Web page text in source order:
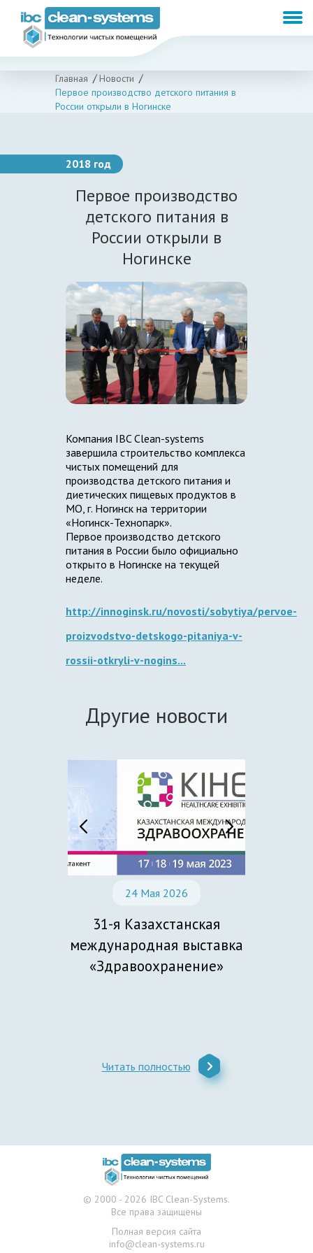
Главная
Новости
Первое производство детского питания в
России открыли в Ногинске
2018 год
Первое производство
детского питания в
России открыли в
Ногинске
Компания IBC Clean-systems
завершила строительство комплекса
чистых помещений для
производства детского питания и
диетических пищевых продуктов в
МО, г. Ногинск на территории
«Ногинск-Технопарк».
Первое производство детского
питания в России было официально
открыто в Ногинске на текущей
неделе.
http://innoginsk.ru/novosti/sobytiya/pervoe-
proizvodstvo-detskogo-pitaniya-v-
rossii-otkryli-v-nogins...
Другие новости
24 Мая 2026
31-я Казахстанская
международная выставка
«Здравоохранение»
Читать полностью
© 2000 - 2026 IBC Clean-Systems.
Все права защищены
Полная версия сайта
info@clean-systems.ru